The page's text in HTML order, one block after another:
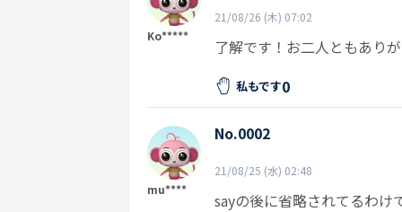
Ko*****
21/08/26 (木) 07:02
了解です！お二人ともあり
私もです0
mu****
No.0002
21/08/25 (水) 02:48
sayの後に省略されてるわけ